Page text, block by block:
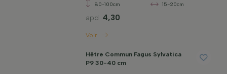
80-100cm 15-20cm
apd 4,30
Voir
Hêtre Commun Fagus Sylvatica
P9 30-40 cm